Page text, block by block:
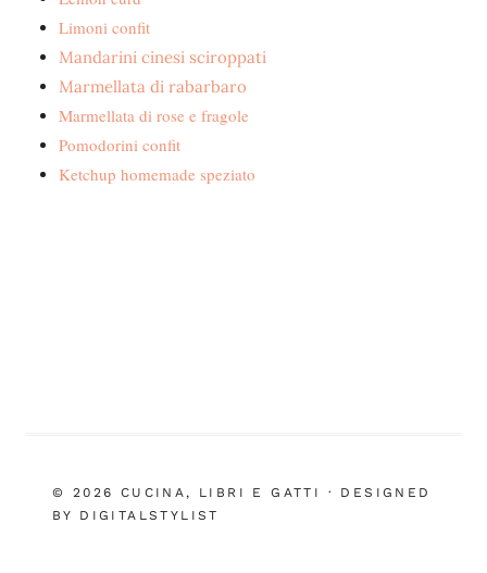
Limoni confit
Mandarini cinesi sciroppati
Marmellata di rabarbaro
Marmellata di rose e fragole
Pomodorini confit
Ketchup homemade speziato
© 2026 CUCINA, LIBRI E GATTI · DESIGNED
BY DIGITALSTYLIST